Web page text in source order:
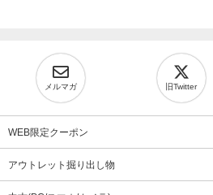
メルマガ 旧Twitter
WEB限定クーポン
アウトレット掘り出し物